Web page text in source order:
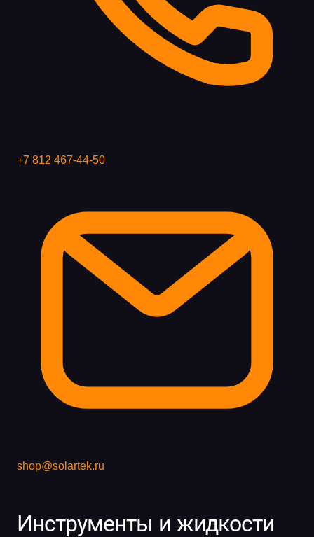
+7 812 467-44-50
shop@solartek.ru
Инструменты и жидкости